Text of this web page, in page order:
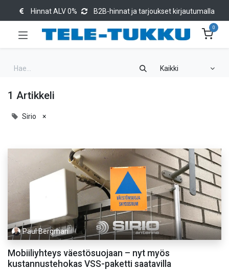
Hinnat ALV 0% B2B-hinnat ja tarjoukset kirjautumalla
0
Kaikki
1 Artikkeli
Sirio ×
Paul Bergman
Mobiiliyhteys väestösuojaan – nyt myös
kustannustehokas VSS-paketti saatavilla